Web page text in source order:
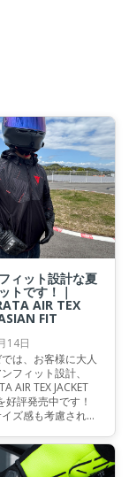
ィット設計な夏
トです！｜
AIR TEX
FIT
14日
は、お客様に大人
フィット設計、
AIR TEX JACKET
好評発売中です！
ズ感も考慮されて
ィングが行いやす
乗りやツーリング、
におススメです♪